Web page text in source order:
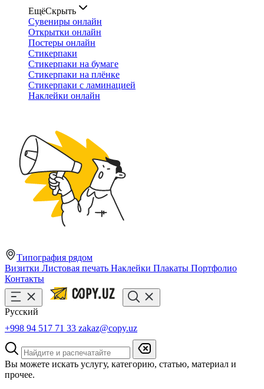
ЕщёСкрыть
Сувениры онлайн
Открытки онлайн
Постеры онлайн
Стикерпаки
Стикерпаки на бумаге
Стикерпаки на плёнке
Стикерпаки с ламинацией
Наклейки онлайн
Типография рядом
Визитки Листовая печать Наклейки Плакаты Портфолио
Контакты
Русский
+998 94 517 71 33 zakaz@copy.uz
Вы можете искать услугу, категорию, статью, материал и
прочее.